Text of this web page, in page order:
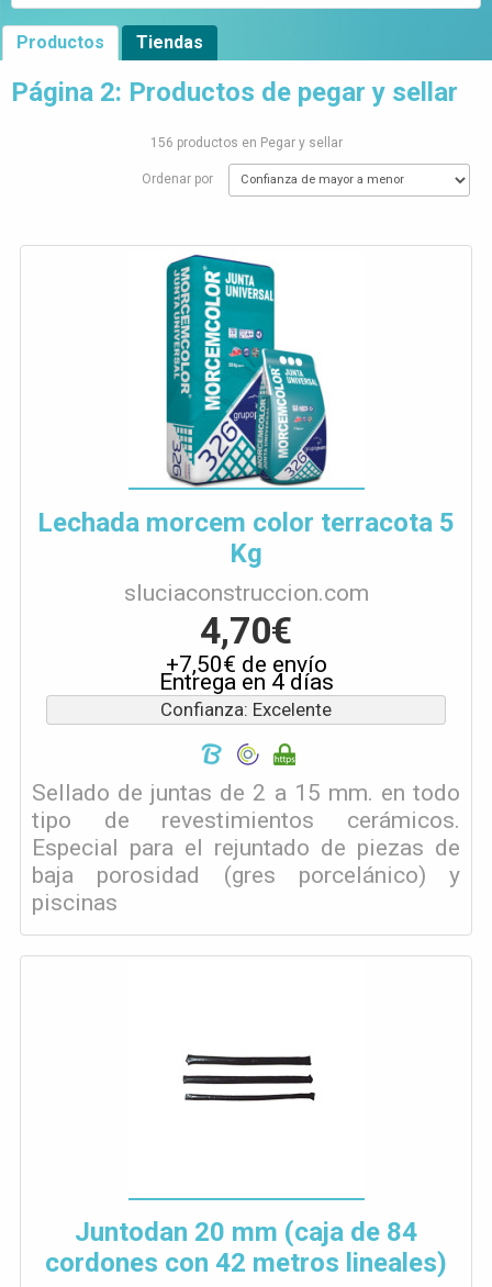
Productos Tiendas
Página 2: Productos de pegar y sellar
156 productos en Pegar y sellar
Ordenar por
Lechada morcem color terracota 5
Kg
sluciaconstruccion.com
4,70€
+7,50€ de envío
Entrega en 4 días
Confianza: Excelente
Sellado de juntas de 2 a 15 mm. en todo
tipo de revestimientos cerámicos.
Especial para el rejuntado de piezas de
baja porosidad (gres porcelánico) y
piscinas
Juntodan 20 mm (caja de 84
cordones con 42 metros lineales)